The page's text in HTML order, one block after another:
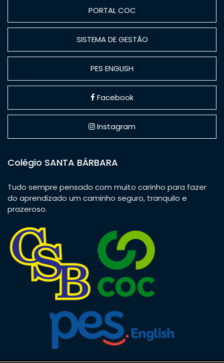
PORTAL COC
SISTEMA DE GESTÃO
PES ENGLISH
Facebook
Instagram
Colégio SANTA BÁRBARA
Tudo sempre pensado com muito carinho para fazer
do aprendizado um caminho seguro, tranquilo e
prazeroso.